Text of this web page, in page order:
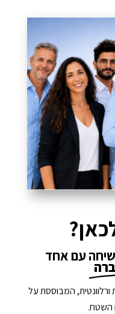
עם אחד
ורלוונטית, המבוססת על
השטח.